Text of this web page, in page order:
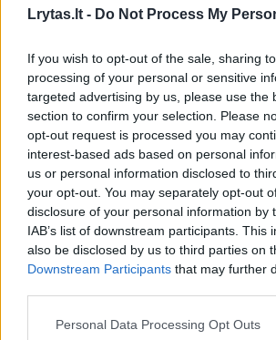
Lrytas.lt - Do Not Process My
If you wish to opt-out of the sale, sharing
processing of your personal or sensitive
targeted advertising by us, please use the
section to confirm your selection. Please
opt-out request is processed you may
interest-based ads based on personal
us or personal information disclosed to
your opt-out. You may separately opt-out
disclosure of your personal information by
IAB’s list of downstream participants. This
also be disclosed by us to third parties on
Downstream Participants that may further
Personal Data Processing Opt Outs
Verslas Rinkos pulsas
Po Kinijos sprendimo
lietuvišką lazerių
Budrio reakcija(8)
2026 m. rugpjūčio 5 d. 08:39